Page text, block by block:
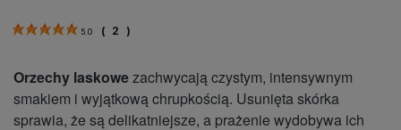
5.0 ( 2 )
Orzechy laskowezachwycają czystym, intensywnym
smakiem i wyjątkową chrupkością. Usunięta skórka
sprawia, że są delikatniejsze, a prażenie wydobywa ich